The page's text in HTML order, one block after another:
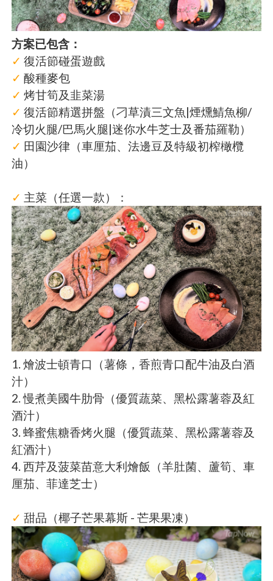
方案已包含：
✓ 復活節碰蛋遊戲
✓ 酸種麥包
✓ 烤甘筍及韭菜湯
✓ 復活節精選拼盤（刁草漬三文魚|煙燻鯖魚柳/
冷切火腿/巴馬火腿|迷你水牛芝士及番茄羅勒）
✓ 田園沙律（車厘茄、法邊豆及特級初榨橄欖
油）
✓ 主菜（任選一款）：
1. 燴波士頓青口（薯條，香煎青口配牛油及白酒
汁）
2. 慢煮美國牛肋骨（優質蔬菜、黑松露薯蓉及紅
酒汁）
3. 蜂蜜焦糖香烤火腿（優質蔬菜、黑松露薯蓉及
紅酒汁）
4. 西芹及菠菜苗意大利燴飯（羊肚菌、蘆筍、車
厘茄、菲達芝士）
✓ 甜品（椰子芒果幕斯 - 芒果果凍）